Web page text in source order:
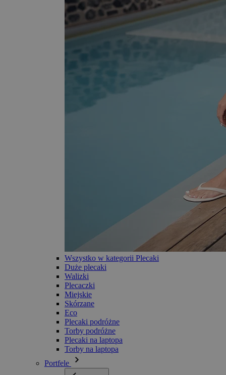
Wszystko w kategorii Plecaki
Duże plecaki
Walizki
Plecaczki
Miejskie
Skórzane
Eco
Plecaki podróżne
Torby podróżne
Plecaki na laptopa
Torby na laptopa
Portfele